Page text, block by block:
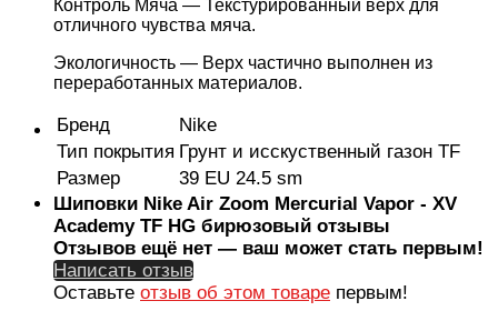
Контроль Мяча — Текстурированный верх для
отличного чувства мяча.
Экологичность — Верх частично выполнен из
переработанных материалов.
Бренд
Nike
Тип покрытия Грунт и исскуственный газон TF
Размер
39 EU 24.5 sm
Шиповки Nike Air Zoom Mercurial Vapor - XV
Academy TF HG бирюзовый отзывы
Отзывов ещё нет — ваш может стать первым!
Написать отзыв
Оставьте отзыв об этом товаре первым!